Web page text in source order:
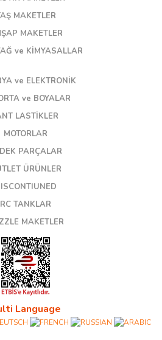
MAKETLER
MAKETLER
ve KİMYASALLAR
ve ELEKTRONİK
ve BOYALAR
LASTİKLER
MOTORLAR
PARÇALAR
ÜRÜNLER
RC TANKLAR
MAKETLER
Language